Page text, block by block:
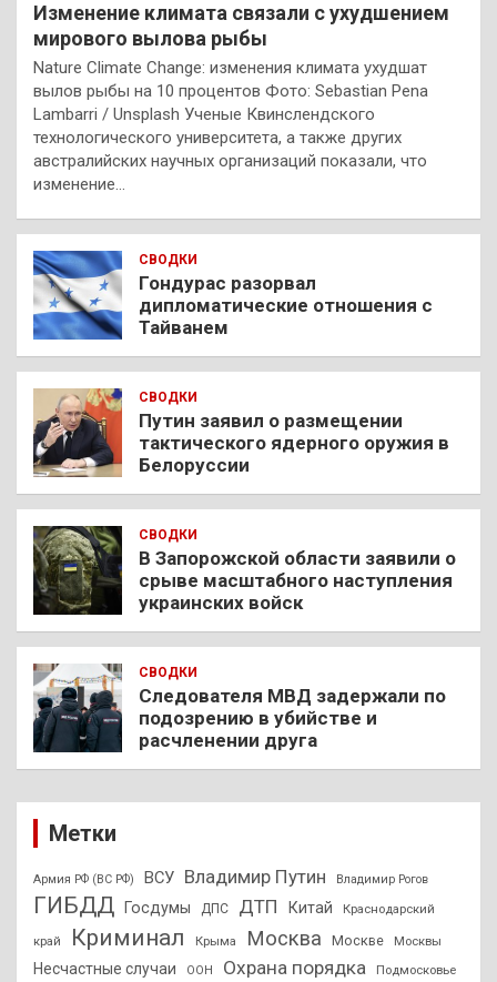
Изменение климата связали с ухудшением
мирового вылова рыбы
Nature Climate Change: изменения климата ухудшат
вылов рыбы на 10 процентов Фото: Sebastian Pena
Lambarri / Unsplash Ученые Квинслендского
технологического университета, а также других
австралийских научных организаций показали, что
изменение…
СВОДКИ
Гондурас разорвал
дипломатические отношения с
Тайванем
СВОДКИ
Путин заявил о размещении
тактического ядерного оружия в
Белоруссии
СВОДКИ
В Запорожской области заявили о
срыве масштабного наступления
украинских войск
СВОДКИ
Следователя МВД задержали по
подозрению в убийстве и
расчленении друга
Метки
Армия РФ (ВС РФ) ВСУ Владимир Путин Владимир Рогов
ГИБДД Госдумы ДПС ДТП Китай Краснодарский
край Криминал Крыма Москва Москве Москвы
Несчастные случаи ООН Охрана порядка Подмосковье